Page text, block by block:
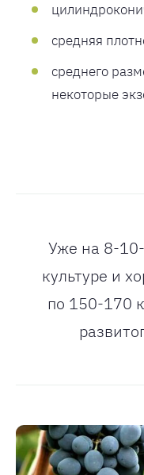
средняя
среднего
некоторые
Уже на 8-
культуре и
по 150-170